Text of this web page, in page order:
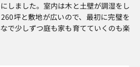
しました。室内は木と土壁が調湿をし
坪と敷地が広いので、最初に完璧を
で少しずつ庭も家も育てていくのも楽